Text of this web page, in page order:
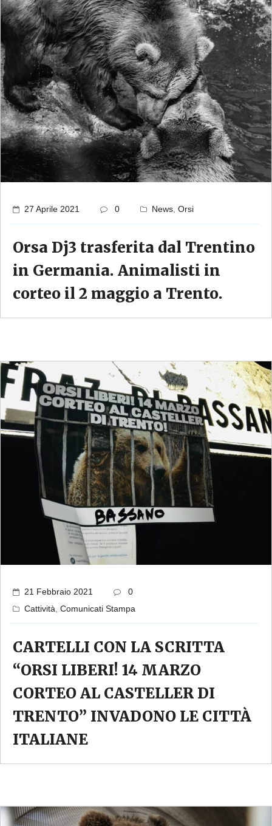
27 Aprile 2021 0 News Orsi
Orsa Dj3 trasferita dal Trentino
in Germania. Animalisti in
corteo il 2 maggio a Trento.
21 Febbraio 2021
0
Cattività Comunicati Stampa
CARTELLI CON LA SCRITTA
“ORSI LIBERI! 14 MARZO
CORTEO AL CASTELLER DI
TRENTO” INVADONO LE CITTÀ
ITALIANE